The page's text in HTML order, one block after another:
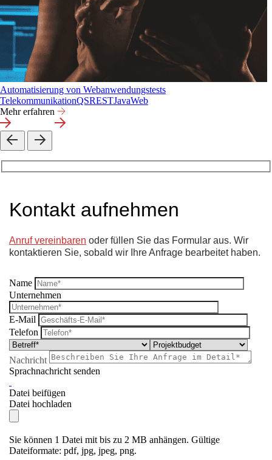
Automatisierung von Webanwendungstests
TelekommunikationQSRESTJavaWeb
Mehr erfahren
Kontakt aufnehmen
Anruf vereinbaren oder füllen Sie das Formular aus. Wir
kontaktieren Sie, sobald wir Ihre Anfrage bearbeitet haben.
Name
Unternehmen
E-Mail
Telefon
Nachricht
Sprachnachricht senden
Datei beifügen
Datei hochladen
Sie können 1 Datei mit bis zu 2 MB anhängen. Gültige
Dateiformate: pdf, jpg, jpeg, png.